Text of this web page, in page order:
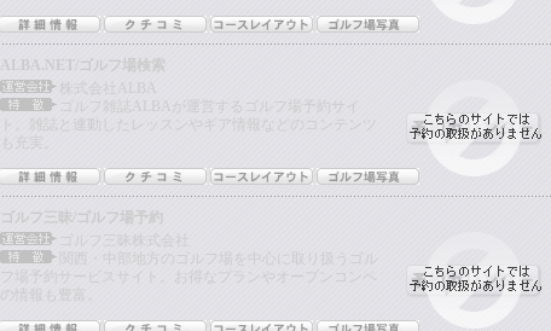
ALBA.NET/ゴルフ場検索
株式会社ALBA
ゴルフ雑誌ALBAが運営するゴルフ場予約サイ
ト。雑誌と連動したレッスンやギア情報などのコンテンツ
も充実。
ゴルフ三昧/ゴルフ場予約
ゴルフ三昧株式会社
関西・中部地方のゴルフ場を中心に取り扱うゴル
フ場予約サービスサイト。お得なプランやオープンコンペ
の情報も豊富。